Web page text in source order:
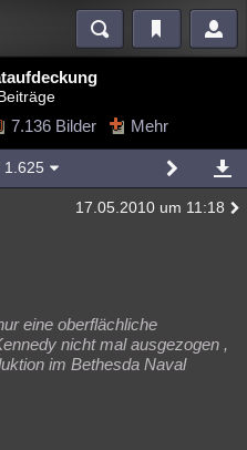
Videos
Mystery Kriminalfälle
Esoterik Literatur
7.136 Bilder Mehr
1.625
17.05.2010 um 11:18
eine oberflächliche
nicht mal ausgezogen ,
im Bethesda Naval